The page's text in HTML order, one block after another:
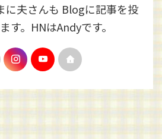
に夫さんも Blogに記事を投
す。HNはAndyです。